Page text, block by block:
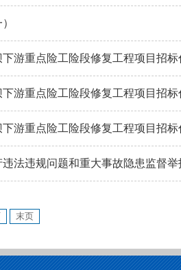
游重点险工险段修复工程项目招
游重点险工险段修复工程项目招
游重点险工险段修复工程项目招
法违规问题和重大事故隐患监督
末页